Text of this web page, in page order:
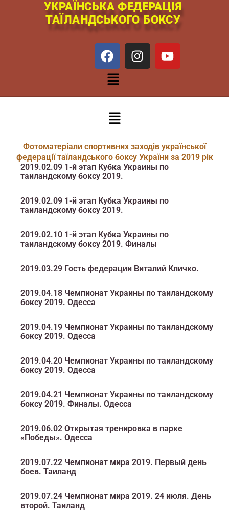
УКРАЇНСЬКА ФЕДЕРАЦІЯ
ТАЇЛАНДСЬКОГО БОКСУ
a
c
e
b
o
o
k
n
s
g
o
u
b
Меню
Меню
Фотоматеріали спортивних заходів української
федерації таїландського боксу України за 2019 рік
2019.02.09 1-й этап Кубка Украины по
таиландскому боксу 2019.
2019.02.09 1-й этап Кубка Украины по
таиландскому боксу 2019.
2019.02.10 1-й этап Кубка Украины по
таиландскому боксу 2019. Финалы
2019.03.29 Гость федерации Виталий Кличко.
2019.04.18 Чемпионат Украины по таиландскому
боксу 2019. Одесса
2019.04.19 Чемпионат Украины по таиландскому
боксу 2019. Одесса
2019.04.20 Чемпионат Украины по таиландскому
боксу 2019. Одесса
2019.04.21 Чемпионат Украины по таиландскому
боксу 2019. Финалы. Одесса
2019.06.02 Открытая тренировка в парке
«Победы». Одесса
2019.07.22 Чемпионат мира 2019. Первый день
боев. Таиланд
2019.07.24 Чемпионат мира 2019. 24 июля. День
второй. Таиланд